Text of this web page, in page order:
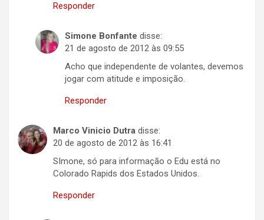
Responder
Simone Bonfante disse:
21 de agosto de 2012 às 09:55
Acho que independente de volantes, devemos
jogar com atitude e imposição.
Responder
Marco Vinicio Dutra disse:
20 de agosto de 2012 às 16:41
SImone, só para informação o Edu está no
Colorado Rapids dos Estados Unidos.
Responder